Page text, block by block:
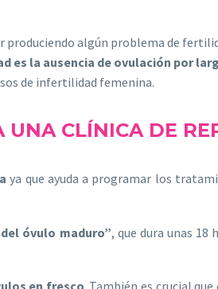
algún problema de
es la ausencia de ovulación por
de infertilidad femenina.
CLÍNICA DE
ya que ayuda a programar los
óvulo maduro”, que dura unas 18